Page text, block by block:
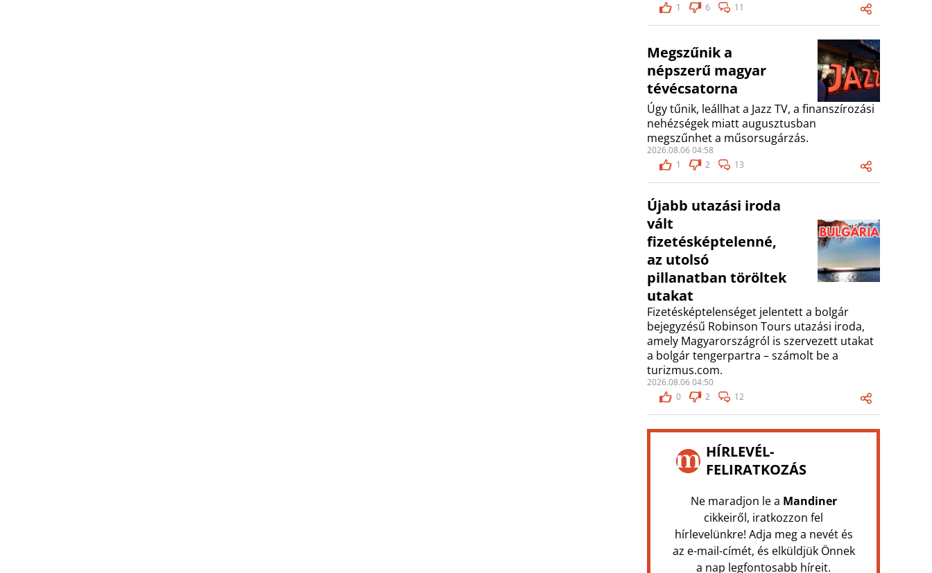
1
6 11
Megszűnik a
népszerű magyar
tévécsatorna
Úgy tűnik, leállhat a Jazz TV, a finanszírozási
nehézségek miatt augusztusban
megszűnhet a műsorsugárzás.
2026.08.06 04:58
1
2 13
Újabb utazási iroda
vált
fizetésképtelenné,
az utolsó
pillanatban töröltek
utakat
Fizetésképtelenséget jelentett a bolgár
bejegyzésű Robinson Tours utazási iroda,
amely Magyarországról is szervezett utakat
a bolgár tengerpartra – számolt be a
turizmus.com.
2026.08.06 04:50
0
2 12
HÍRLEVÉL-
FELIRATKOZÁS
Ne maradjon le a Mandiner
cikkeiről, iratkozzon fel
hírlevelünkre! Adja meg a nevét és
az e-mail-címét, és elküldjük Önnek
a nap legfontosabb híreit.